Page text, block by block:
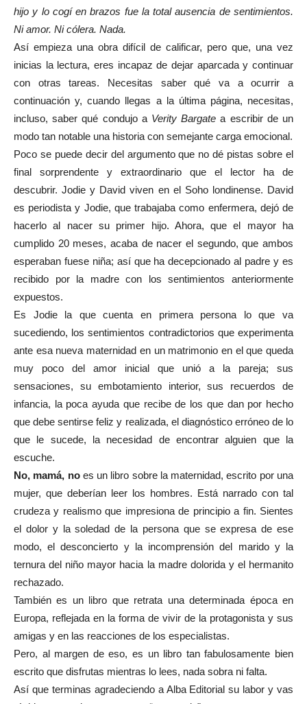
hijo y lo cogí en brazos fue la total ausencia de sentimientos.
Ni amor. Ni cólera. Nada.
Así empieza una obra difícil de calificar, pero que, una vez
inicias la lectura, eres incapaz de dejar aparcada y continuar
con otras tareas. Necesitas saber qué va a ocurrir a
continuación y, cuando llegas a la última página, necesitas,
incluso, saber qué condujo a Verity Bargate a escribir de un
modo tan notable una historia con semejante carga emocional.
Poco se puede decir del argumento que no dé pistas sobre el
final sorprendente y extraordinario que el lector ha de
descubrir. Jodie y David viven en el Soho londinense. David
es periodista y Jodie, que trabajaba como enfermera, dejó de
hacerlo al nacer su primer hijo. Ahora, que el mayor ha
cumplido 20 meses, acaba de nacer el segundo, que ambos
esperaban fuese niña; así que ha decepcionado al padre y es
recibido por la madre con los sentimientos anteriormente
expuestos.
Es Jodie la que cuenta en primera persona lo que va
sucediendo, los sentimientos contradictorios que experimenta
ante esa nueva maternidad en un matrimonio en el que queda
muy poco del amor inicial que unió a la pareja; sus
sensaciones, su embotamiento interior, sus recuerdos de
infancia, la poca ayuda que recibe de los que dan por hecho
que debe sentirse feliz y realizada, el diagnóstico erróneo de lo
que le sucede, la necesidad de encontrar alguien que la
escuche.
No, mamá, no es un libro sobre la maternidad, escrito por una
mujer, que deberían leer los hombres. Está narrado con tal
crudeza y realismo que impresiona de principio a fin. Sientes
el dolor y la soledad de la persona que se expresa de ese
modo, el desconcierto y la incomprensión del marido y la
ternura del niño mayor hacia la madre dolorida y el hermanito
rechazado.
También es un libro que retrata una determinada época en
Europa, reflejada en la forma de vivir de la protagonista y sus
amigas y en las reacciones de los especialistas.
Pero, al margen de eso, es un libro tan fabulosamente bien
escrito que disfrutas mientras lo lees, nada sobra ni falta.
Así que terminas agradeciendo a Alba Editorial su labor y vas